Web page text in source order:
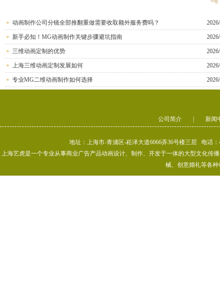
动画制作公司分镜全部推翻重做需要收取额外服务费吗？
新手必知！MG动画制作关键步骤避坑指南
三维动画定制的优势
上海三维动画定制发展如何
专业MG二维动画制作如何选择
公司简介 新闻
地址：上海市-青浦区-崧泽大道6066弄36号楼三层 电话
上海艺虎是一个专业从事商业广告产品动画设计、制作、开发于一体的大型文化传
械、创意婚礼等各